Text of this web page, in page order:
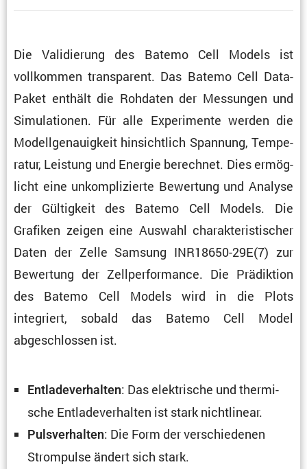
Die Validie­rung des Batemo Cell Models ist
vollkommen trans­pa­rent. Das Batemo Cell Data-
Paket enthält die Rohdaten der Messungen und
Simula­tionen. Für alle Experi­mente werden die
Modell­ge­nau­ig­keit hinsicht­lich Spannung, Tempe­
ratur, Leistung und Energie berechnet. Dies ermög­
licht eine unkom­pli­zierte Bewer­tung und Analyse
der Gültig­keit des Batemo Cell Models. Die
Grafiken zeigen eine Auswahl charak­te­ris­ti­scher
Daten der Zelle Samsung INR18650-29E(7) zur
Bewer­tung der Zellper­for­mance. Die Prädik­tion
des Batemo Cell Models wird in die Plots
integriert, sobald das Batemo Cell Model
abgeschlossen ist.
Entla­de­ver­halten: Das elektri­sche und thermi­
sche Entla­de­ver­halten ist stark nichtlinear.
Pulsver­halten: Die Form der verschie­denen
Strom­pulse ändert sich stark.